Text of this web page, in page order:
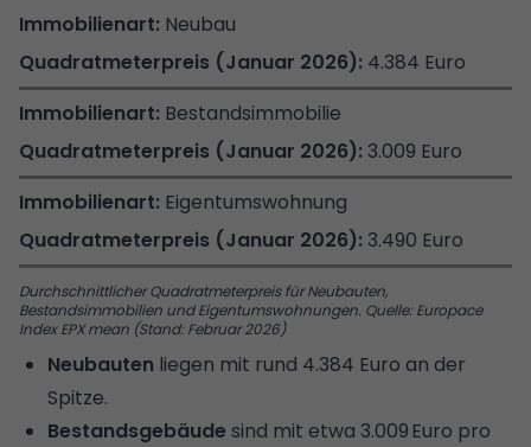
Durchschnittlicher Quadratmeterpreis für Neubauten,
Bestandsimmobilien und Eigentumswohnungen. Quelle: Europace
Index EPX mean (Stand: Februar 2026)
Neubau
4.384 Euro
Bestandsimmobilie
3.009 Euro
Eigentumswohnung
3.490 Euro
Neubauten liegen mit rund 4.384 Euro an der
Spitze.
Bestandsgebäude sind mit etwa 3.009 Euro pro